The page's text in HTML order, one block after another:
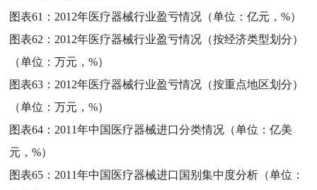
图表61： 2012年医疗器械行业盈亏情况（单位：亿元，%）
图表62： 2012年医疗器械行业盈亏情况（按经济类型划分）
（单位：万元，%）
图表63： 2012年医疗器械行业盈亏情况（按重点地区划分）
（单位：万元，%）
图表64： 2011年中国医疗器械进口分类情况（单位：亿美
元，%）
图表65： 2011年中国医疗器械进口国别集中度分析（单位：